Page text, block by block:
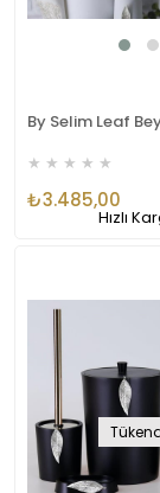
★ ★ ★ ★ ★
₺3.485,00
Hızlı